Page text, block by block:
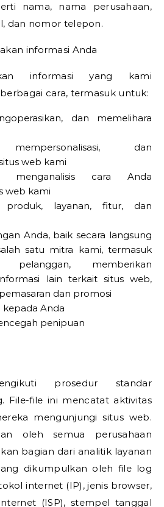
nama, nama perusahaan,
dan nomor telepon.
informasi Anda
informasi yang kami
cara, termasuk untuk:
dan memelihara
mempersonalisasi, dan
web kami
menganalisis cara Anda
web kami
produk, layanan, fitur, dan
Anda, baik secara langsung
satu mitra kami, termasuk
memberikan
lain terkait situs web,
dan promosi
Anda
penipuan
prosedur standar
File-file ini mencatat aktivitas
mengunjungi situs web.
oleh semua perusahaan
bagian dari analitik layanan
dikumpulkan oleh file log
internet (IP), jenis browser,
(ISP), stempel tanggal